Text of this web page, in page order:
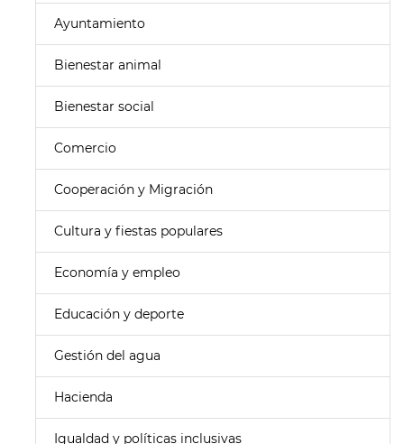
Ayuntamiento
Bienestar animal
Bienestar social
Comercio
Cooperación y Migración
Cultura y fiestas populares
Economía y empleo
Educación y deporte
Gestión del agua
Hacienda
Igualdad y políticas inclusivas